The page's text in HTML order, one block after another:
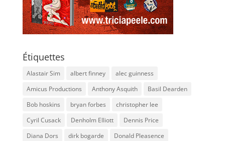
Étiquettes
Alastair Sim albert finney
alec guinness
Amicus Productions
Anthony Asquith
Basil Dearden
Bob hoskins
bryan forbes
christopher lee
Cyril Cusack
Denholm Elliott
Dennis Price
Diana Dors
dirk bogarde
Donald Pleasence